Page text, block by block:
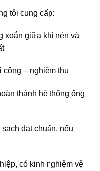
tôi cung cấp:
xoắn giữa khí nén và
công – nghiệm thu
thành hệ thống ống
đạt chuẩn, nếu
có kinh nghiệm vệ